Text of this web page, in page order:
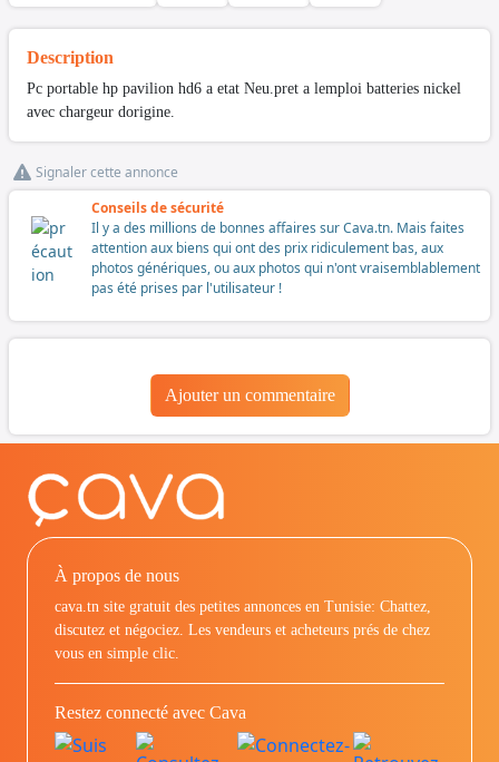
Description
Pc portable hp pavilion hd6 a etat Neu.pret a lemploi batteries nickel
avec chargeur dorigine.
Signaler cette annonce
Conseils de sécurité
Il y a des millions de bonnes affaires sur Cava.tn. Mais faites
attention aux biens qui ont des prix ridiculement bas, aux
photos génériques, ou aux photos qui n'ont vraisemblablement
pas été prises par l'utilisateur !
Ajouter un commentaire
À propos de nous
cava.tn site gratuit des petites annonces en Tunisie: Chattez,
discutez et négociez. Les vendeurs et acheteurs prés de chez
vous en simple clic.
Restez connecté avec Cava